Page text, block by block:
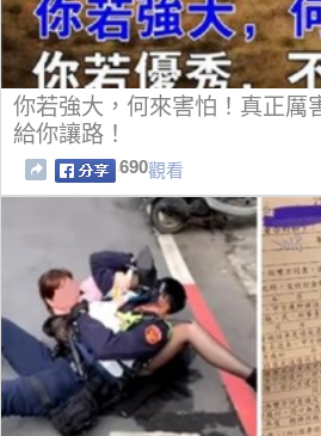
你若強大，何來害怕！真正厲
給你讓路！
690觀看